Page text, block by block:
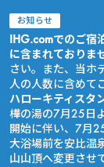
お知らせ
IHG.comでのご宿
に含まれておりま
さい。また、当ホ
人の人数に含めて
ハローキティスタ
樺の湯の7月25日
開始に伴い、7月
大浴場前を安比温
山山頂へ変更させ